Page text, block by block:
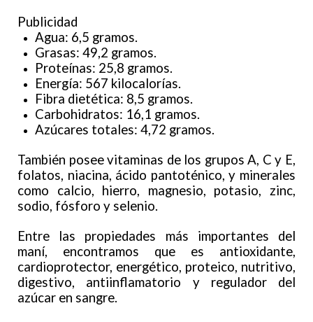
Publicidad
Agua: 6,5 gramos.
Grasas: 49,2 gramos.
Proteínas: 25,8 gramos.
Energía: 567 kilocalorías.
Fibra dietética: 8,5 gramos.
Carbohidratos: 16,1 gramos.
Azúcares totales: 4,72 gramos.
También posee vitaminas de los grupos A, C y E,
folatos, niacina, ácido pantoténico, y minerales
como calcio, hierro, magnesio, potasio, zinc,
sodio, fósforo y selenio.
Entre las propiedades más importantes del
maní, encontramos que es antioxidante,
cardioprotector, energético, proteico, nutritivo,
digestivo, antiinflamatorio y regulador del
azúcar en sangre.